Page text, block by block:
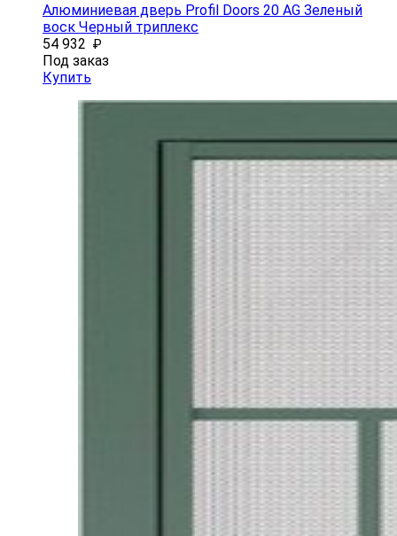
Алюминиевая дверь Profil Doors 20 AG Зеленый
воск Черный триплекс
54 932 ₽
Под заказ
Купить